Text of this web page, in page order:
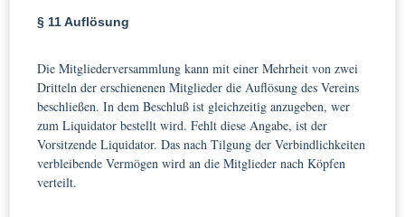
§ 11 Auflösung
Die Mitgliederversammlung kann mit einer Mehrheit von zwei
Dritteln der erschienenen Mitglieder die Auflösung des Vereins
beschließen. In dem Beschluß ist gleichzeitig anzugeben, wer
zum Liquidator bestellt wird. Fehlt diese Angabe, ist der
Vorsitzende Liquidator. Das nach Tilgung der Verbindlichkeiten
verbleibende Vermögen wird an die Mitglieder nach Köpfen
verteilt.